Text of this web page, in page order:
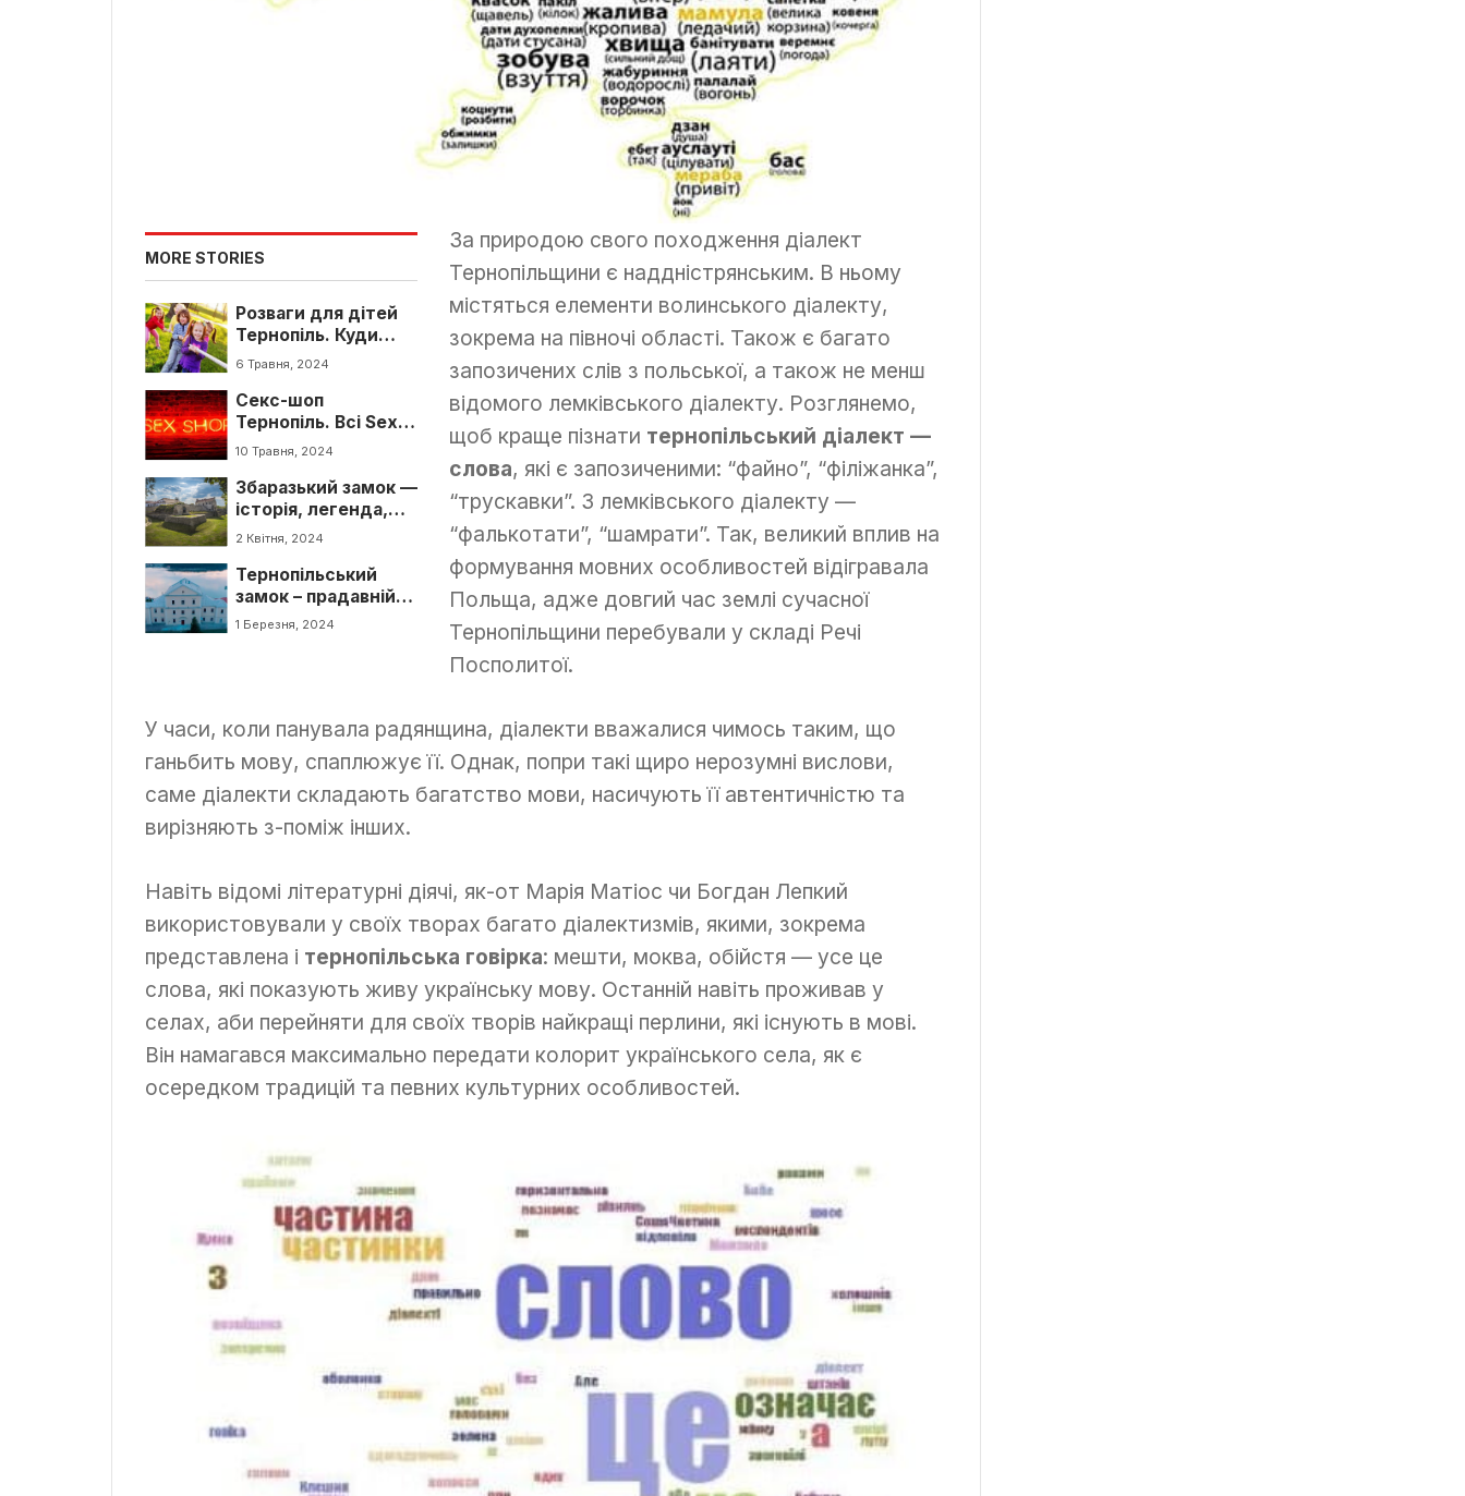
MORE STORIES
Розваги для дітей
Тернопіль. Куди
піти з дітьми в
6 Травня, 2024
Секс-шоп
Тернопіль. Всі Sex-
Shop магазини
10 Травня, 2024
Збаразький замок —
історія, легенда,
цікаві факти
2 Квітня, 2024
Тернопільський
замок – прадавній
символ міста
1 Березня, 2024
За природою свого походження діалект
Тернопільщини є наддністрянським. В ньому
містяться елементи волинського діалекту,
зокрема на півночі області. Також є багато
запозичених слів з польської, а також не менш
відомого лемківського діалекту. Розглянемо,
щоб краще пізнати тернопільський діалект —
слова, які є запозиченими: “файно”, “філіжанка”,
“трускавки”. З лемківського діалекту —
“фалькотати”, “шамрати”. Так, великий вплив на
формування мовних особливостей відігравала
Польща, адже довгий час землі сучасної
Тернопільщини перебували у складі Речі
Посполитої.
У часи, коли панувала радянщина, діалекти вважалися чимось таким, що
ганьбить мову, спаплюжує її. Однак, попри такі щиро нерозумні вислови,
саме діалекти складають багатство мови, насичують її автентичністю та
вирізняють з-поміж інших.
Навіть відомі літературні діячі, як-от Марія Матіос чи Богдан Лепкий
використовували у своїх творах багато діалектизмів, якими, зокрема
представлена і тернопільська говірка: мешти, моква, обійстя — усе це
слова, які показують живу українську мову. Останній навіть проживав у
селах, аби перейняти для своїх творів найкращі перлини, які існують в мові.
Він намагався максимально передати колорит українського села, як є
осередком традицій та певних культурних особливостей.